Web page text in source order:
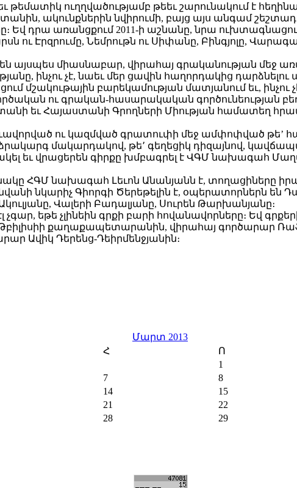
թեմատիկ ուղղվածությամբ թեեւ շարունակում է
ակունքներին նվիրումի, բայց այս անգամ
Եվ դրա առանցքում 2011-ի աշնանը, նրա
ու Էրզրումը, Նեմրութն ու Սիփանը, Բինգյոլը,
այսպես միասնաբար, վիրահայ գրականության մեջ
ինչու չէ, նաեւ մեր ցավին հաղորդակից դարձնելու
մշակութային բարեկամության մատյանում եւ,
ու գրական-հասարակական գործունեության
եւ Հայաստանի Գրողների Միության համատեղ
ու կազմված գրատուփի մեջ ամփոփված թե’
մակարդակով, թե՚ գեղեցիկ դիզայնով,
եւ վրացերեն գիրքը խմբագրել է ՎԳՄ նախագահ
ՀԳՄ նախագահ Լեւոն Անանյանն է, տողացիները
նկարիչ Գիորգի Ծերեթելին է, օպերատորներն են
Վալերի Բադալյանը, Սուրեն Թարխանյանը։
չգար, եթե չլինեին գրքի բարի հովանավորները։ Եվ
քաղաքապետարանին, վիրահայ գործարար
Ավիկ Դերենց-Դեիրմենջյանին։
Մարտ 2013
Հ Ո
1
7 8
14 15
21 22
28 29